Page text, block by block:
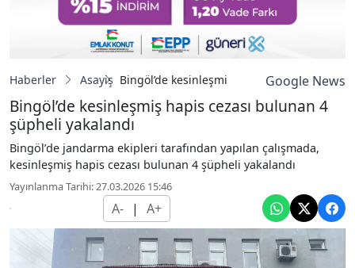
Haberler Asayiş Bingöl’de kesinleşmiş hapis cezası bulunan
Google News
Bingöl’de kesinleşmiş hapis cezası bulunan 4
şüpheli yakalandı
Bingöl’de jandarma ekipleri tarafından yapılan çalışmada,
kesinleşmiş hapis cezası bulunan 4 şüpheli yakalandı
Yayınlanma Tarihi: 27.03.2026 15:46
A- | A+